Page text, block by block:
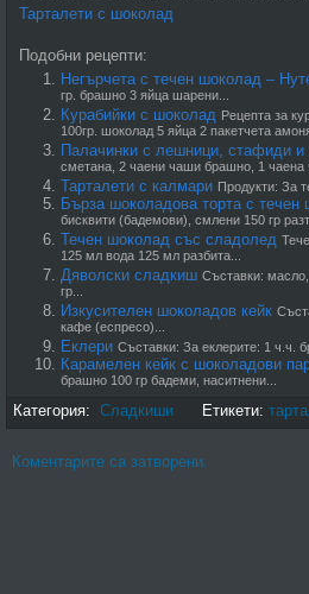
Тарталети с шоколад
Подобни рецепти:
Негърчета с течен шоколад –
гр. брашно 3 яйца шарени...
Курабийки с шоколад Рецепта за
100гр. шоколад 5 яйца 2 пакетчета
Палачинки с лешници, стафиди
сметана, 2 чаени чаши брашно, 1 чаена
Тарталети с калмари Продукти: За
Бърза шоколадова торта с течен
бисквити (бадемови), смлени 150 гр
Течен шоколад със сладолед
125 мл вода 125 мл разбита...
Дяволски сладкиш Съставки:
гр...
Изкусителен шоколадов кейк
кафе (еспресо)...
Еклери Съставки: За еклерите: 1 ч.ч.
Карамелен кейк с шоколадови
брашно 100 гр бадеми, наситнени...
Категория: Сладкиши Етикети:
Коментарите са затворени.